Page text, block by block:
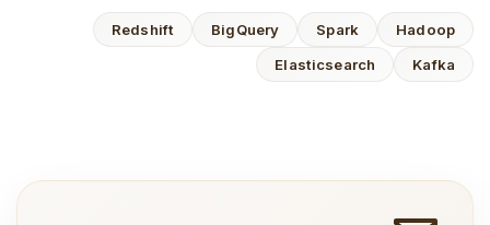
Hadoop
Spark
BigQuery
Redshift
Kafka
Elasticsearch